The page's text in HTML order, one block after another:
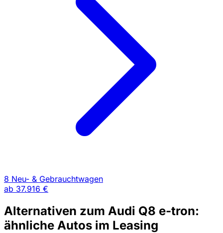
8 Neu- & Gebrauchtwagen
ab 37.916 €
Alternativen zum Audi Q8 e-tron:
ähnliche Autos im Leasing